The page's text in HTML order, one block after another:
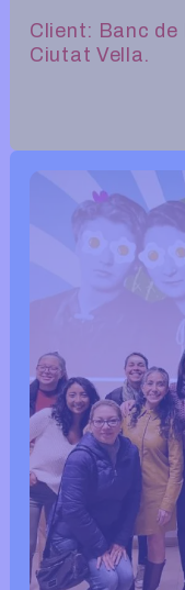
Client: Banc
Ciutat Vella.